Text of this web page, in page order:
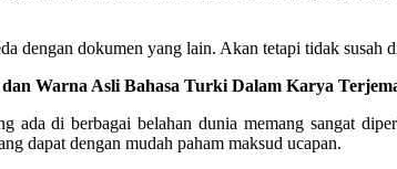
dengan dokumen yang lain. Akan tetapi tidak susah
Warna Asli Bahasa Turki Dalam Karya
ada di berbagai belahan dunia memang sangat
dapat dengan mudah paham maksud ucapan.